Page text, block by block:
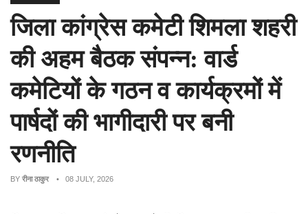
जिला कांग्रेस कमेटी शिमला शहरी
की अहम बैठक संपन्न: वार्ड
कमेटियों के गठन व कार्यक्रमों में
पार्षदों की भागीदारी पर बनी
रणनीति
BY रीना ठाकुर • 08 JULY, 2026